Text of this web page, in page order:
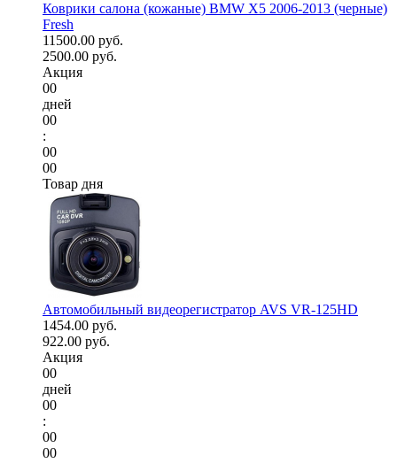
Коврики салона (кожаные) BMW X5 2006-2013 (черные)
Fresh
11500.00 руб.
2500.00 руб.
Акция
00
дней
00
:
00
00
Товар дня
Автомобильный видеорегистратор AVS VR-125HD
1454.00 руб.
922.00 руб.
Акция
00
дней
00
:
00
00